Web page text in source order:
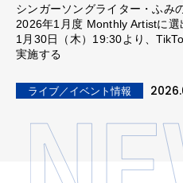
シンガーソングライター・ふみ
2026年1月度 Monthly Artistに選
1月30日（木）19:30より、
実施する
ライブ／イベント情報